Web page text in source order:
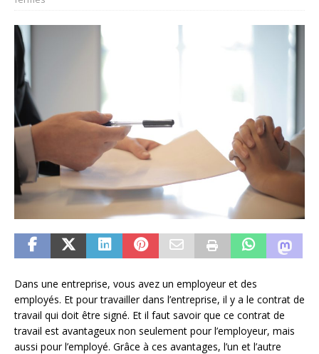
Dans une entreprise, vous avez un employeur et des
employés. Et pour travailler dans l’entreprise, il y a le contrat de
travail qui doit être signé. Et il faut savoir que ce contrat de
travail est avantageux non seulement pour l’employeur, mais
aussi pour l’employé. Grâce à ces avantages, l’un et l’autre